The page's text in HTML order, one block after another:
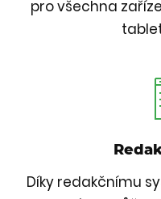
pro všechna
Díky redakčnímu